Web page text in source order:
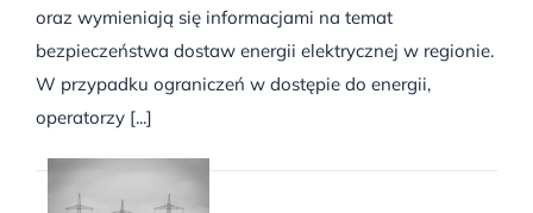
oraz wymieniają się informacjami na temat
bezpieczeństwa dostaw energii elektrycznej w regionie.
W przypadku ograniczeń w dostępie do energii,
operatorzy [...]